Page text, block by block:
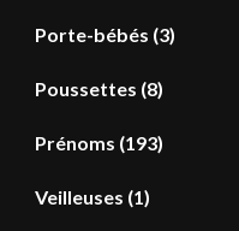
Porte-bébés (3)
Poussettes (8)
Prénoms (193)
Veilleuses (1)